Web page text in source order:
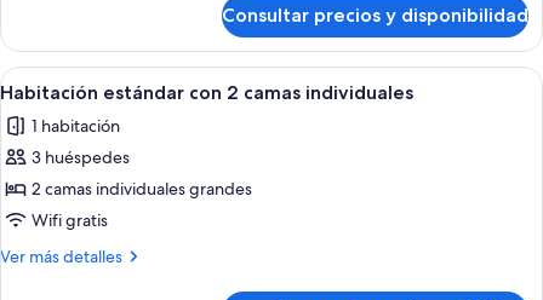
familiar
Consultar precios y disponibilidad
Abrir
todas
las
fotos
de
Habitación
estándar
Un dormitorio con cama, escritorio y
1
Habitación estándar con 2 camas individuales
1 habitación
3 huéspedes
2 camas individuales grandes
Wifi gratis
Ver más detalles
Más